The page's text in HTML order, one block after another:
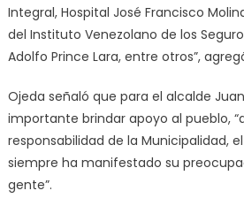
Integral, Hospital José Francisco
del Instituto Venezolano de los
Adolfo Prince Lara, entre otros”,
Ojeda señaló que para el alcalde
importante brindar apoyo al pueblo,
responsabilidad de la Municipalidad,
siempre ha manifestado su
gente”.